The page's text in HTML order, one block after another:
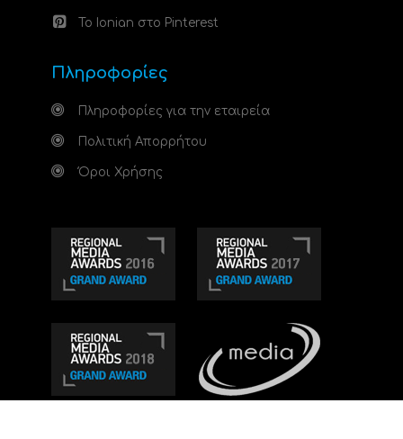
Το Ionian στο Pinterest
Πληροφορίες
Πληροφορίες για την εταιρεία
Πολιτική Απορρήτου
Όροι Χρήσης